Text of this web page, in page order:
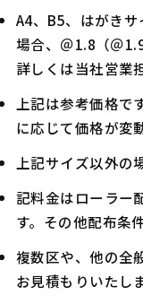
A4、B5、はがき
場合、＠1.8（＠
詳しくは当社営業
上記は参考価格で
に応じて価格が変
上記サイズ以外の
記料金はローラー
す。その他配布条
複数区や、他の全
お見積もりいたしま